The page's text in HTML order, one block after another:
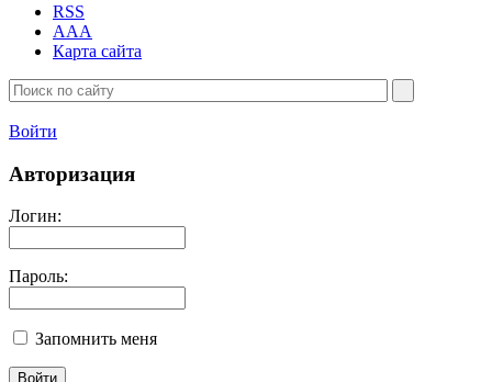
RSS
AAA
Карта сайта
Войти
Авторизация
Логин:
Пароль:
Запомнить меня